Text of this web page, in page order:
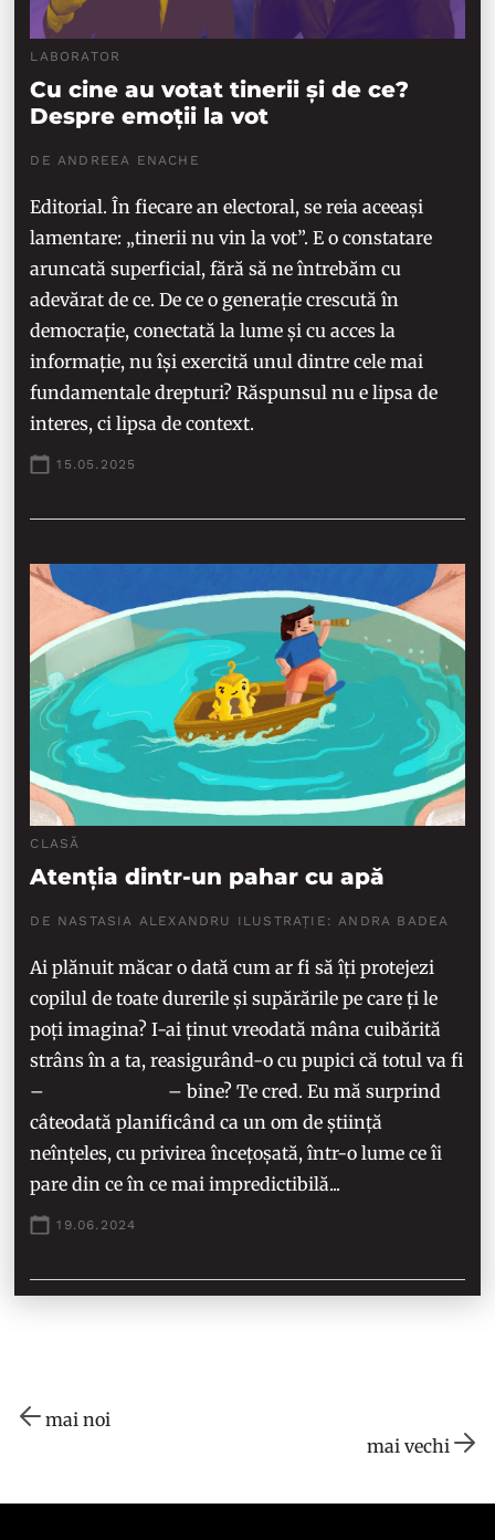
LABORATOR
Cu cine au votat tinerii și de ce?
Despre emoții la vot
DE ANDREEA ENACHE
Editorial. În fiecare an electoral, se reia aceeași
lamentare: „tinerii nu vin la vot”. E o constatare
aruncată superficial, fără să ne întrebăm cu
adevărat de ce. De ce o generație crescută în
democrație, conectată la lume și cu acces la
informație, nu își exercită unul dintre cele mai
fundamentale drepturi? Răspunsul nu e lipsa de
interes, ci lipsa de context.
15.05.2025
CLASĂ
Atenția dintr-un pahar cu apă
DE NASTASIA ALEXANDRU ILUSTRAȚIE: ANDRA BADEA
Ai plănuit măcar o dată cum ar fi să îți protejezi
copilul de toate durerile și supărările pe care ți le
poți imagina? I-ai ținut vreodată mâna cuibărită
strâns în a ta, reasigurând-o cu pupici că totul va fi
–
– bine? Te cred. Eu mă surprind
câteodată planificând ca un om de știință
neînțeles, cu privirea încețoșată, într-o lume ce îi
pare din ce în ce mai impredictibilă...
19.06.2024
mai noi
mai vechi